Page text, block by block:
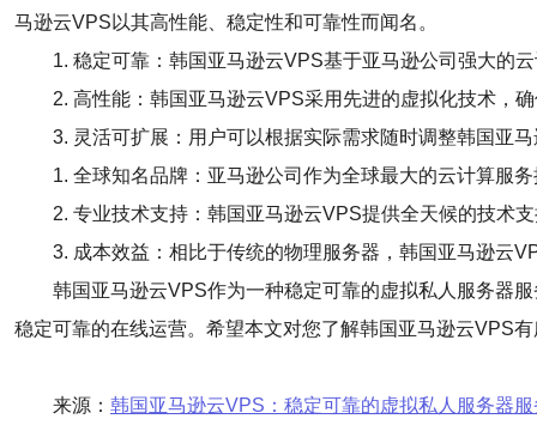
马逊云VPS以其高性能、稳定性和可靠性而闻名。
1. 稳定可靠：韩国亚马逊云VPS基于亚马逊公司强大的
2. 高性能：韩国亚马逊云VPS采用先进的虚拟化技术，
3. 灵活可扩展：用户可以根据实际需求随时调整韩国亚
1. 全球知名品牌：亚马逊公司作为全球最大的云计算服
2. 专业技术支持：韩国亚马逊云VPS提供全天候的技术
3. 成本效益：相比于传统的物理服务器，韩国亚马逊云
韩国亚马逊云VPS作为一种稳定可靠的虚拟私人服务器
稳定可靠的在线运营。希望本文对您了解韩国亚马逊云VPS
来源： 韩国亚马逊云VPS：稳定可靠的虚拟私人服务器服